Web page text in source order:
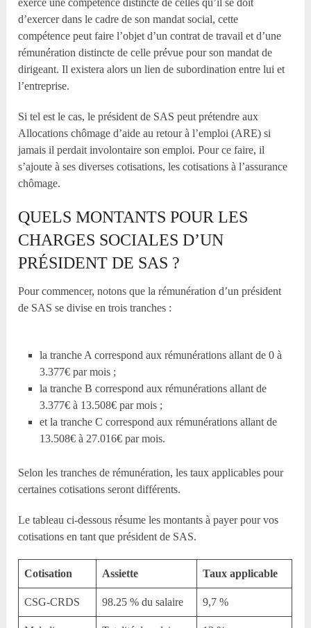
exerce une compétence distincte de celles qu’il se doit
d’exercer dans le cadre de son mandat social, cette
compétence peut faire l’objet d’un contrat de travail et d’une
rémunération distincte de celle prévue pour son mandat de
dirigeant. Il existera alors un lien de subordination entre lui et
l’entreprise.
Si tel est le cas, le président de SAS peut prétendre aux
Allocations chômage d’aide au retour à l’emploi (ARE) si
jamais il perdait involontaire son emploi. Pour ce faire, il
s’ajoute à ses diverses cotisations, les cotisations à l’assurance
chômage.
QUELS MONTANTS POUR LES
CHARGES SOCIALES D’UN
PRÉSIDENT DE SAS ?
Pour commencer, notons que la rémunération d’un président
de SAS se divise en trois tranches :
la tranche A correspond aux rémunérations allant de 0 à
3.377€ par mois ;
la tranche B correspond aux rémunérations allant de
3.377€ à 13.508€ par mois ;
et la tranche C correspond aux rémunérations allant de
13.508€ à 27.016€ par mois.
Selon les tranches de rémunération, les taux applicables pour
certaines cotisations seront différents.
Le tableau ci-dessous résume les montants à payer pour vos
cotisations en tant que président de SAS.
Cotisation Assiette Taux applicable
CSG-CRDS 98.25 % du salaire 9,7 %